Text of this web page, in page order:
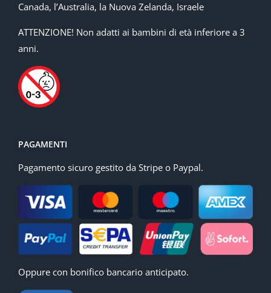
Canada, l’Australia, la Nuova Zelanda, Israele
ATTENZIONE! Non adatti ai bambini di età inferiore a 3
anni.
PAGAMENTI
Pagamento sicuro gestito da Stripe o Paypal.
Oppure con bonifico bancario anticipato.